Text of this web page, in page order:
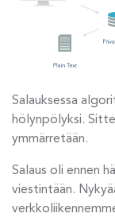
Salauksessa
hölynpölyksi.
ymmärretään.
Salaus oli ennen
viestintään.